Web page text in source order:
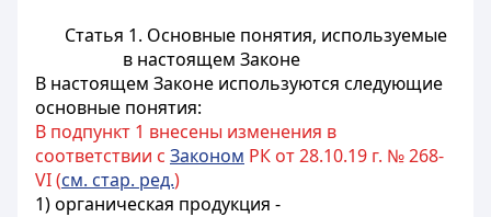
Статья 1. Основные понятия, используемые
в настоящем Законе
В настоящем Законе используются следующие
основные понятия:
В подпункт 1 внесены изменения в
соответствии с Законом РК от 28.10.19 г. № 268-
VI (см. стар. ред.)
1) органическая продукция -